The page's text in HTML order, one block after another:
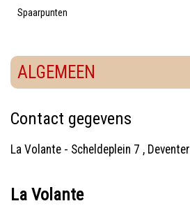
Spaarpunten
ALGEMEEN
Contact gegevens
La Volante - Scheldeplein 7 , Deventer
La Volante